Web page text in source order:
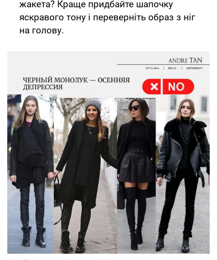
жакета? Краще придбайте шапочку
яскравого тону і переверніть образ з ніг
на голову.